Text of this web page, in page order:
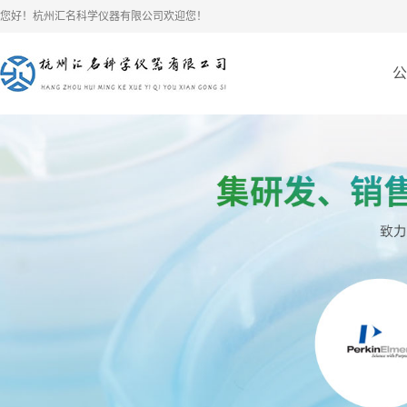
您好！杭州汇名科学仪器有限公司欢迎您！